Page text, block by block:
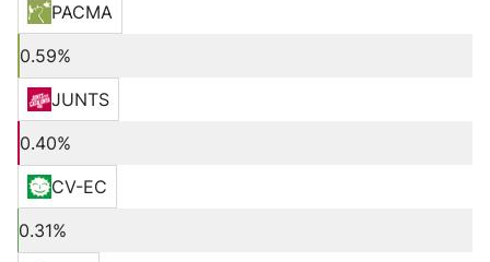
PACMA
0.59%
JUNTS
0.40%
CV-EC
0.31%